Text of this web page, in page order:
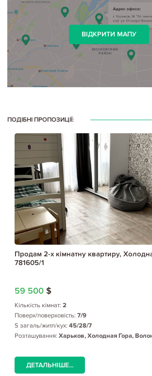
ВІДКРИТИ МАПУ
ПОДІБНІ ПРОПОЗИЦІЇ:
Продам 2-х кімнатну квартиру,
781605/1
59 500 $
Кількість кімнат: 2
Поверх/поверховість: 7/9
S загаль/житл/кух: 45/28/7
Розташування: Харьков, Холодная Гора,
ДЕТАЛЬНІШЕ...